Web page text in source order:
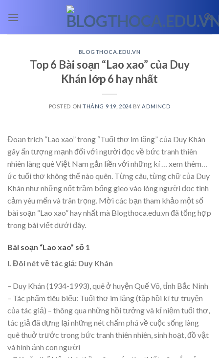
BLOGTHOCA.EDU.VN
Top 6 Bài soạn “Lao xao” của Duy
Khán lớp 6 hay nhất
POSTED ONTHÁNG 9 19, 2024 BY ADMINCD
Đoạn trích “Lao xao” trong “Tuổi thơ im lặng” của Duy Khán
gây ấn tượng mạnh đối với người đọc về bức tranh thiên
nhiên làng quê Việt Nam gắn liền với những kí
… xem thêm…
ức tuổi thơ không thể nào quên. Từng câu, từng chữ của Duy
Khán như những nốt trầm bổng gieo vào lòng người đọc tình
cảm yêu mến và trân trọng. Mời các bạn tham khảo một số
bài soạn “Lao xao” hay nhất mà Blogthoca.edu.vn đã tổng hợp
trong bài viết dưới đây.
Bài soạn “Lao xao” số 1
I. Đôi nét về tác giả: Duy Khán
– Duy Khán (1934-1993), quê ở huyện Quế Võ, tỉnh Bắc Ninh
– Tác phẩm tiêu biểu: Tuổi thơ im lặng (tập hồi kí tự truyện
của tác giả) – thông qua những hồi tưởng và kỉ niệm tuổi thơ,
tác giả đã dựng lại những nét chấm phá về cuộc sống làng
quê thuở trước trong bức tranh thiên nhiên, sinh hoạt, đồ vật
và hình ảnh con người